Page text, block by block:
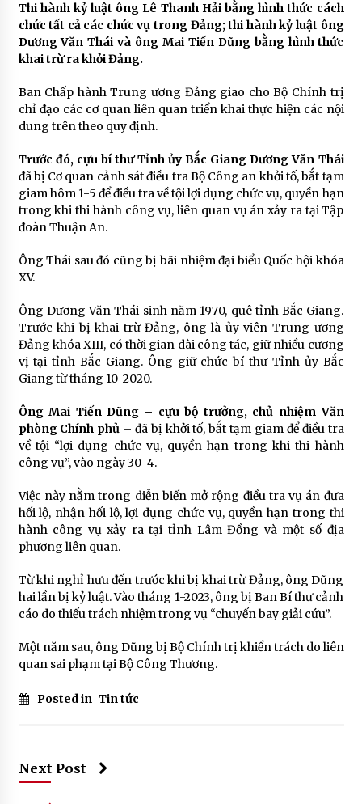
Thi hành kỷ luật ông Lê Thanh Hải bằng hình thức cách
chức tất cả các chức vụ trong Đảng; thi hành kỷ luật ông
Dương Văn Thái và ông Mai Tiến Dũng bằng hình thức
khai trừ ra khỏi Đảng.
Ban Chấp hành Trung ương Đảng giao cho Bộ Chính trị
chỉ đạo các cơ quan liên quan triển khai thực hiện các nội
dung trên theo quy định.
Trước đó, cựu bí thư Tỉnh ủy Bắc Giang Dương Văn Thái
đã bị Cơ quan cảnh sát điều tra Bộ Công an khởi tố, bắt tạm
giam hôm 1-5 để điều tra về tội lợi dụng chức vụ, quyền hạn
trong khi thi hành công vụ, liên quan vụ án xảy ra tại Tập
đoàn Thuận An.
Ông Thái sau đó cũng bị bãi nhiệm đại biểu Quốc hội khóa
XV.
Ông Dương Văn Thái sinh năm 1970, quê tỉnh Bắc Giang.
Trước khi bị khai trừ Đảng, ông là ủy viên Trung ương
Đảng khóa XIII, có thời gian dài công tác, giữ nhiều cương
vị tại tỉnh Bắc Giang. Ông giữ chức bí thư Tỉnh ủy Bắc
Giang từ tháng 10-2020.
Ông Mai Tiến Dũng – cựu bộ trưởng, chủ nhiệm Văn
phòng Chính phủ – đã bị khởi tố, bắt tạm giam để điều tra
về tội “lợi dụng chức vụ, quyền hạn trong khi thi hành
công vụ”, vào ngày 30-4.
Việc này nằm trong diễn biến mở rộng điều tra vụ án đưa
hối lộ, nhận hối lộ, lợi dụng chức vụ, quyền hạn trong thi
hành công vụ xảy ra tại tỉnh Lâm Đồng và một số địa
phương liên quan.
Từ khi nghỉ hưu đến trước khi bị khai trừ Đảng, ông Dũng
hai lần bị kỷ luật. Vào tháng 1-2023, ông bị Ban Bí thư cảnh
cáo do thiếu trách nhiệm trong vụ “chuyến bay giải cứu”.
Một năm sau, ông Dũng bị Bộ Chính trị khiển trách do liên
quan sai phạm tại Bộ Công Thương.
Posted in Tin tức
Next Post